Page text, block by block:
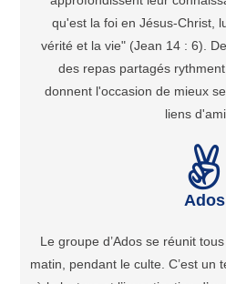
qu'est la foi en Jésus-Christ,
vérité et la vie" (Jean 14 : 6).
des repas partagés
donnent l'occasion de mieux
liens
Ados
Le groupe d’Ados se réunit
matin, pendant le culte. C’est un